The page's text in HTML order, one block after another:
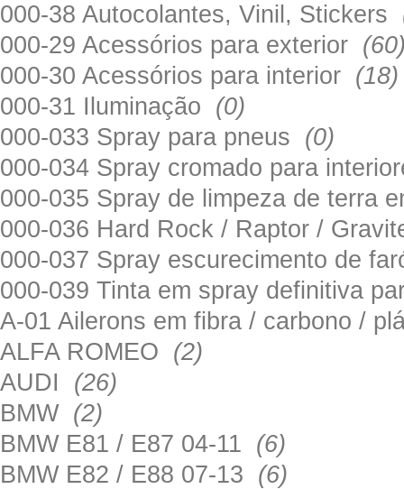
000-38 Autocolantes, Vinil, Stickers
000-29 Acessórios para exterior
000-30 Acessórios para interior (18)
000-31 Iluminação (0)
000-033 Spray para pneus (0)
000-034 Spray cromado para
000-035 Spray de limpeza de terra
000-036 Hard Rock / Raptor /
000-037 Spray escurecimento de
000-039 Tinta em spray definitiva
A-01 Ailerons em fibra / carbono /
ALFA ROMEO (2)
AUDI (26)
BMW (2)
BMW E81 / E87 04-11 (6)
BMW E82 / E88 07-13 (6)